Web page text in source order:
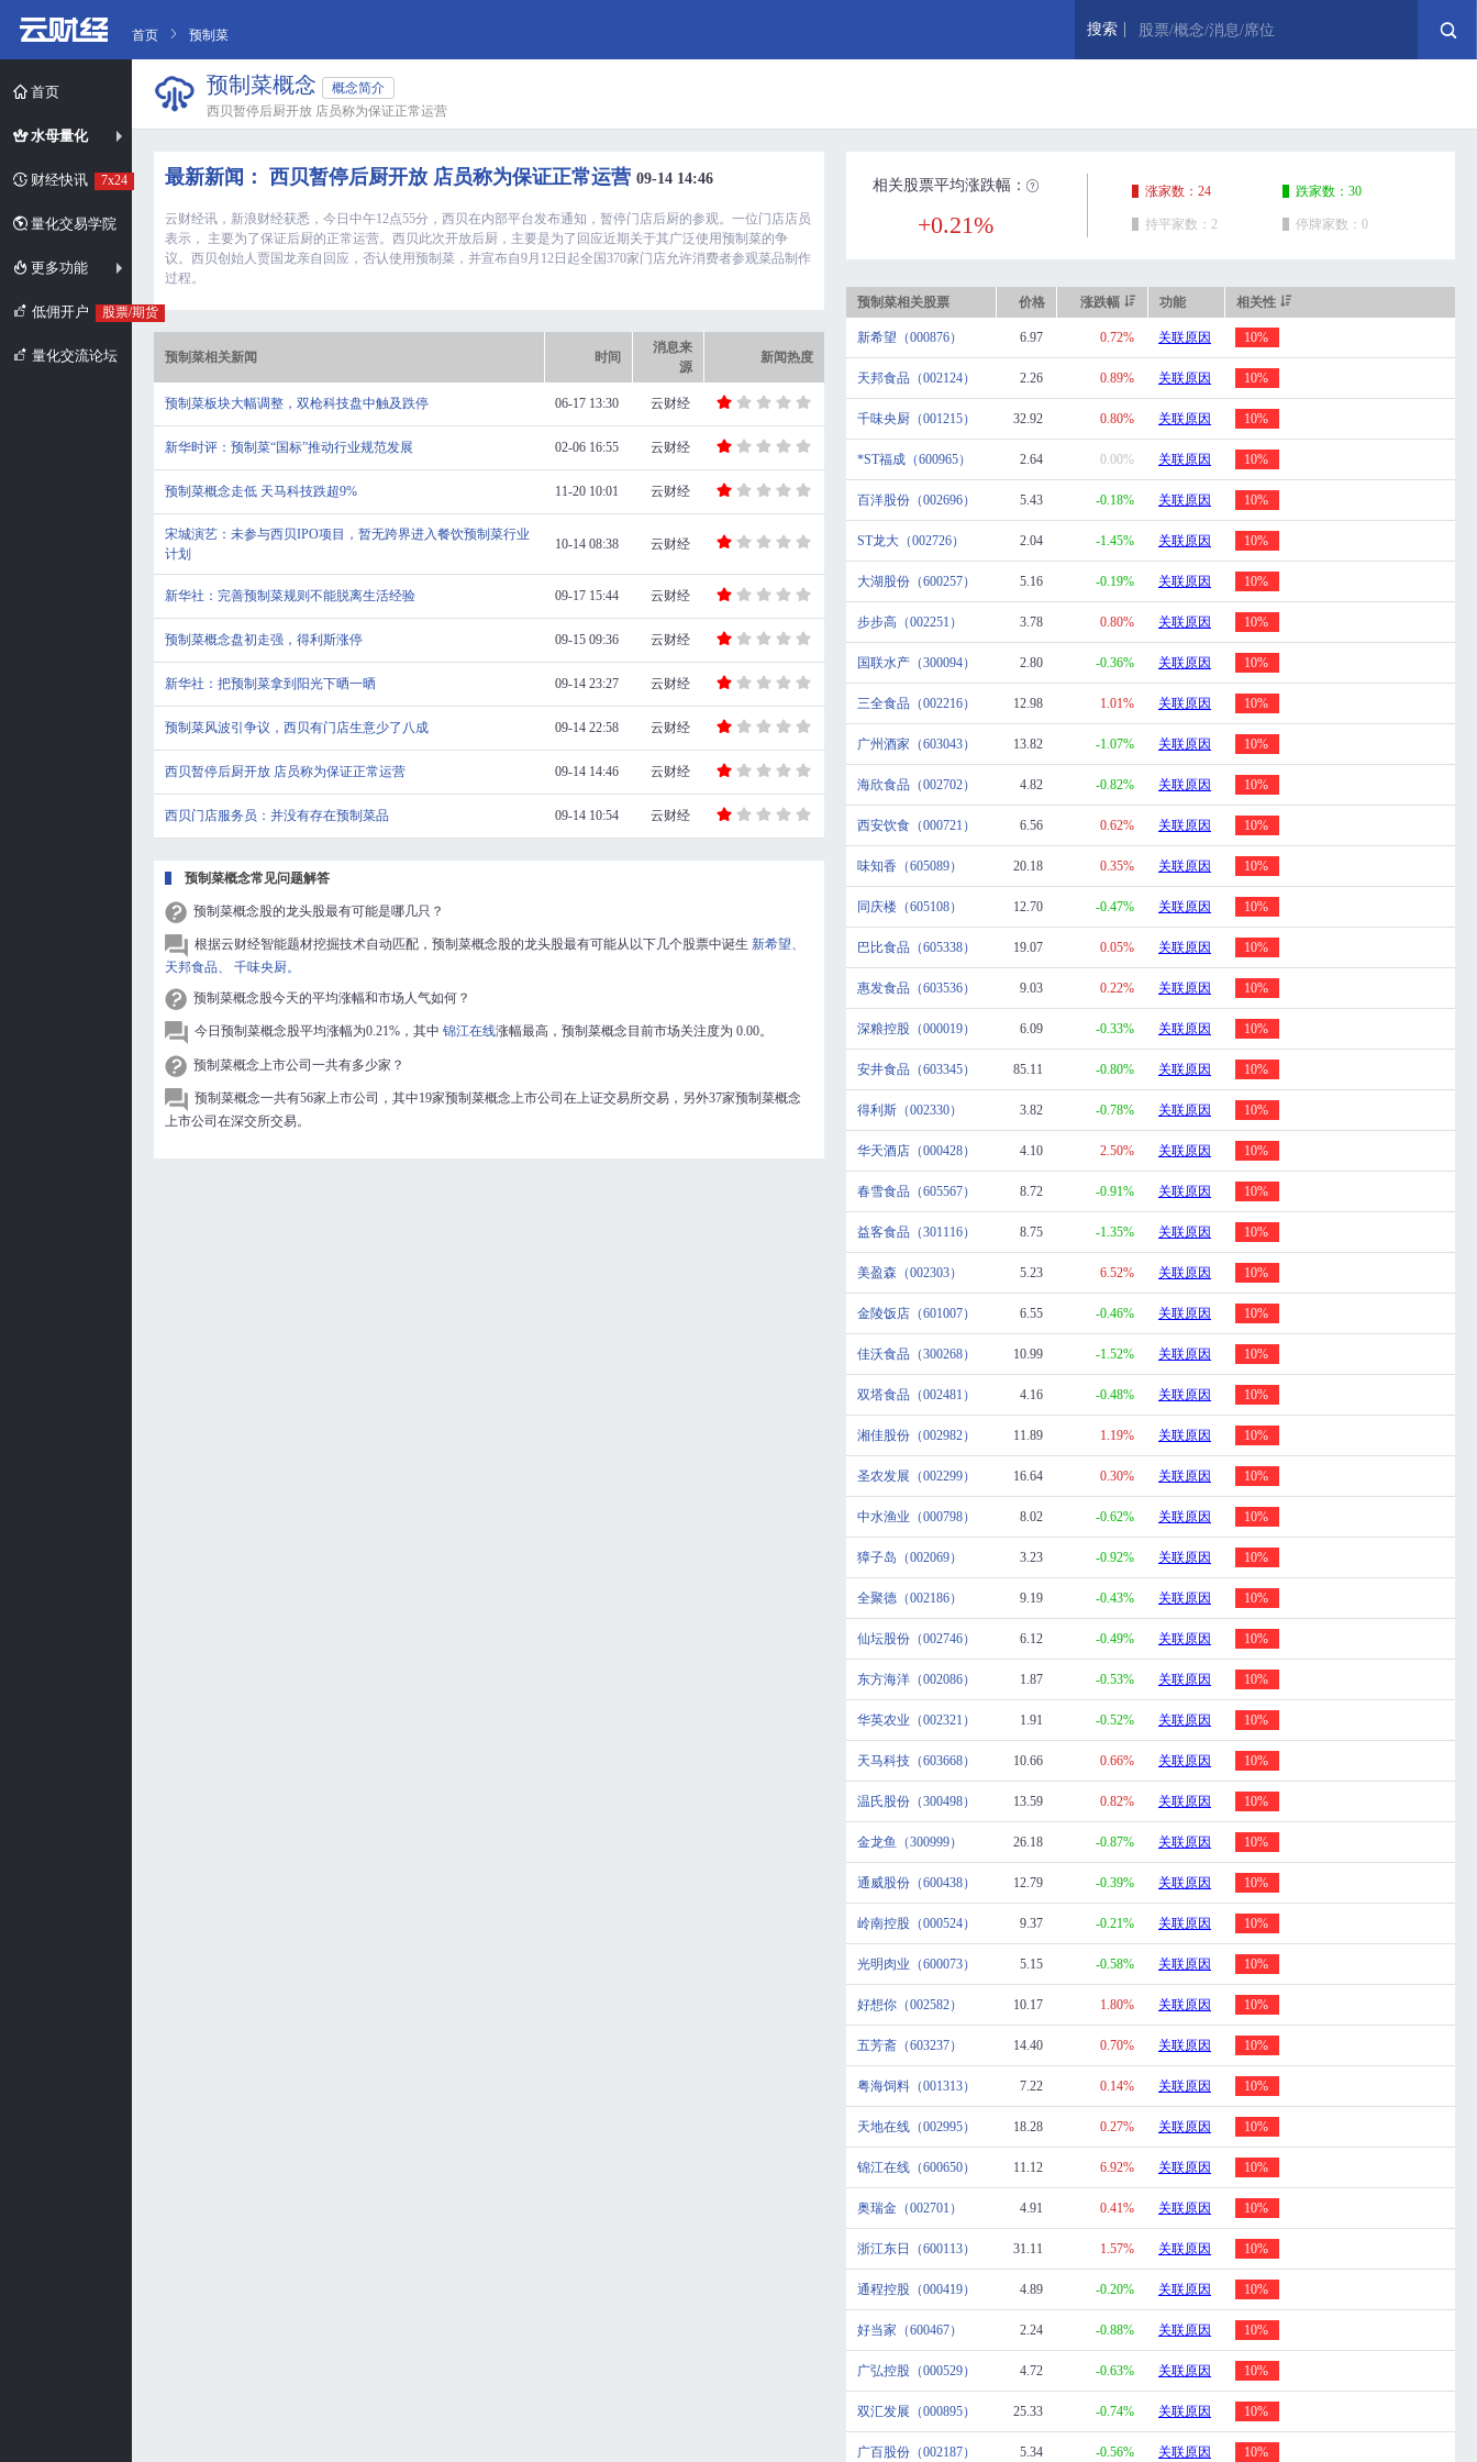
首页
水母量化
财经快讯 7x24
量化交易学院
更多功能
低佣开户 股票/期货
量化交流论坛
首页 预制菜 搜索 股票/概念/消息/席位
预制菜概念
概念简介
西贝暂停后厨开放 店员称为保证正常运营
最新新闻： 西贝暂停后厨开放 店员称为保证正常运营 09-14 14:46
云财经讯，新浪财经获悉，今日中午12点55分，西贝在内部平台发布通知，暂停门店后厨的参观。一位门店店员
表示， 主要为了保证后厨的正常运营。西贝此次开放后厨，主要是为了回应近期关于其广泛使用预制菜的争
议。西贝创始人贾国龙亲自回应，否认使用预制菜，并宣布自9月12日起全国370家门店允许消费者参观菜品制作
过程。
预制菜相关新闻 时间
消息来
源
新闻热度
预制菜板块大幅调整，双枪科技盘中触及跌停 06-17 13:30 云财经
新华时评：预制菜“国标”推动行业规范发展 02-06 16:55 云财经
预制菜概念走低 天马科技跌超9% 11-20 10:01 云财经
宋城演艺：未参与西贝IPO项目，暂无跨界进入餐饮预制菜行业
计划
10-14 08:38 云财经
新华社：完善预制菜规则不能脱离生活经验 09-17 15:44 云财经
预制菜概念盘初走强，得利斯涨停 09-15 09:36 云财经
新华社：把预制菜拿到阳光下晒一晒 09-14 23:27 云财经
预制菜风波引争议，西贝有门店生意少了八成 09-14 22:58 云财经
西贝暂停后厨开放 店员称为保证正常运营 09-14 14:46 云财经
西贝门店服务员：并没有存在预制菜品 09-14 10:54 云财经
预制菜概念常见问题解答
预制菜概念股的龙头股最有可能是哪几只？
根据云财经智能题材挖掘技术自动匹配，预制菜概念股的龙头股最有可能从以下几个股票中诞生 新希望、
天邦食品、
千味央厨。
预制菜概念股今天的平均涨幅和市场人气如何？
今日预制菜概念股平均涨幅为0.21%，其中 锦江在线涨幅最高，预制菜概念目前市场关注度为 0.00。
预制菜概念上市公司一共有多少家？
预制菜概念一共有56家上市公司，其中19家预制菜概念上市公司在上证交易所交易，另外37家预制菜概念
上市公司在深交所交易。
相关股票平均涨跌幅：
+0.21%
涨家数：24
持平家数：2
跌家数：30
停牌家数：0
预制菜相关股票 价格 涨跌幅 功能 相关性
新希望（000876） 6.97 0.72% 关联原因 10%
天邦食品（002124） 2.26 0.89% 关联原因 10%
千味央厨（001215） 32.92 0.80% 关联原因 10%
*ST福成（600965） 2.64 0.00% 关联原因 10%
百洋股份（002696） 5.43 -0.18% 关联原因 10%
ST龙大（002726） 2.04 -1.45% 关联原因 10%
大湖股份（600257） 5.16 -0.19% 关联原因 10%
步步高（002251） 3.78 0.80% 关联原因 10%
国联水产（300094） 2.80 -0.36% 关联原因 10%
三全食品（002216） 12.98 1.01% 关联原因 10%
广州酒家（603043） 13.82 -1.07% 关联原因 10%
海欣食品（002702） 4.82 -0.82% 关联原因 10%
西安饮食（000721） 6.56 0.62% 关联原因 10%
味知香（605089） 20.18 0.35% 关联原因 10%
同庆楼（605108） 12.70 -0.47% 关联原因 10%
巴比食品（605338） 19.07 0.05% 关联原因 10%
惠发食品（603536） 9.03 0.22% 关联原因 10%
深粮控股（000019） 6.09 -0.33% 关联原因 10%
安井食品（603345） 85.11 -0.80% 关联原因 10%
得利斯（002330） 3.82 -0.78% 关联原因 10%
华天酒店（000428） 4.10 2.50% 关联原因 10%
春雪食品（605567） 8.72 -0.91% 关联原因 10%
益客食品（301116） 8.75 -1.35% 关联原因 10%
美盈森（002303） 5.23 6.52% 关联原因 10%
金陵饭店（601007） 6.55 -0.46% 关联原因 10%
佳沃食品（300268） 10.99 -1.52% 关联原因 10%
双塔食品（002481） 4.16 -0.48% 关联原因 10%
湘佳股份（002982） 11.89 1.19% 关联原因 10%
圣农发展（002299） 16.64 0.30% 关联原因 10%
中水渔业（000798） 8.02 -0.62% 关联原因 10%
獐子岛（002069） 3.23 -0.92% 关联原因 10%
全聚德（002186） 9.19 -0.43% 关联原因 10%
仙坛股份（002746） 6.12 -0.49% 关联原因 10%
东方海洋（002086） 1.87 -0.53% 关联原因 10%
华英农业（002321） 1.91 -0.52% 关联原因 10%
天马科技（603668） 10.66 0.66% 关联原因 10%
温氏股份（300498） 13.59 0.82% 关联原因 10%
金龙鱼（300999） 26.18 -0.87% 关联原因 10%
通威股份（600438） 12.79 -0.39% 关联原因 10%
岭南控股（000524） 9.37 -0.21% 关联原因 10%
光明肉业（600073） 5.15 -0.58% 关联原因 10%
好想你（002582） 10.17 1.80% 关联原因 10%
五芳斋（603237） 14.40 0.70% 关联原因 10%
粤海饲料（001313） 7.22 0.14% 关联原因 10%
天地在线（002995） 18.28 0.27% 关联原因 10%
锦江在线（600650） 11.12 6.92% 关联原因 10%
奥瑞金（002701） 4.91 0.41% 关联原因 10%
浙江东日（600113） 31.11 1.57% 关联原因 10%
通程控股（000419） 4.89 -0.20% 关联原因 10%
好当家（600467） 2.24 -0.88% 关联原因 10%
广弘控股（000529） 4.72 -0.63% 关联原因 10%
双汇发展（000895） 25.33 -0.74% 关联原因 10%
广百股份（002187） 5.34 -0.56% 关联原因 10%